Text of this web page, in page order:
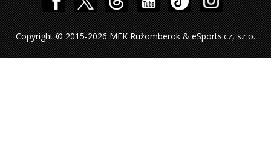
Copyright © 2015-2026 MFK Ružomberok & eSports.cz, s.r.o.